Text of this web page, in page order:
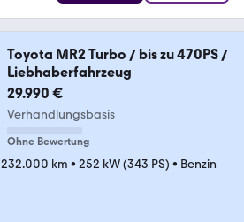
Toyota MR2 Turbo / bis zu 470PS /
Liebhaberfahrzeug
29.990 €
Verhandlungsbasis
Ohne Bewertung
232.000 km • 252 kW (343 PS) • Benzin